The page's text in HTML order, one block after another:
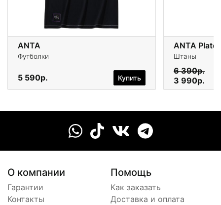
ANTA
Футболки
5 590р. Купить
ANTA
Штаны
6 390р.
3 990р.
О компании
Гарантии
Контакты
Помощь
Как заказать
Доставка и оплата